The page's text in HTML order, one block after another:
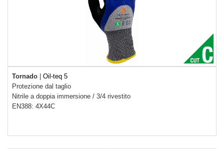
Tornado |Oil-teq 5
Protezione dal taglio
Nitrile a doppia immersione /3/4 rivestito
EN388: 4X44C